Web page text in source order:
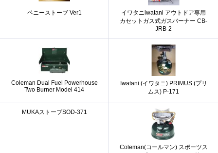
ペニーストーブ Ver1
イワタニiwatani アウトドア専用
カセットガス式ガスバーナー CB-
JRB-2
Coleman Dual Fuel Powerhouse
Two Burner Model 414
Iwatani (イワタニ) PRIMUS (プリ
ムス) P-171
MUKAストーブSOD-371
Coleman(コールマン) スポーツス